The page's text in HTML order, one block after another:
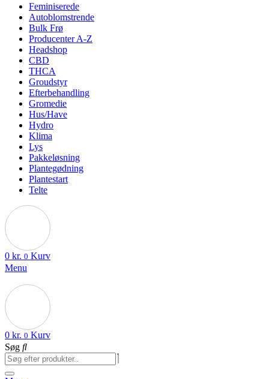
Feminiserede
Autoblomstrende
Bulk Frø
Producenter A-Z
Headshop
CBD
THCA
Groudstyr
Efterbehandling
Gromedie
Hus/Have
Hydro
Klima
Lys
Pakkeløsning
Plantegødning
Plantestart
Telte
0 kr. 0 Kurv
Menu
0 kr. 0 Kurv
Søg